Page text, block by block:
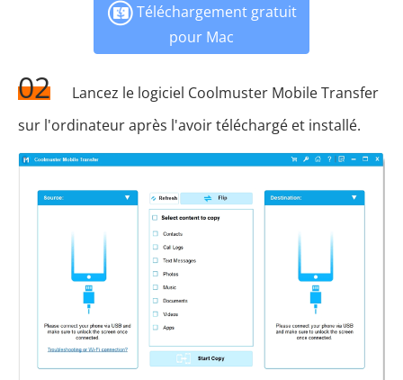
Téléchargement gratuit
pour Mac
02
Lancez le logiciel Coolmuster Mobile Transfer
sur l'ordinateur après l'avoir téléchargé et installé.